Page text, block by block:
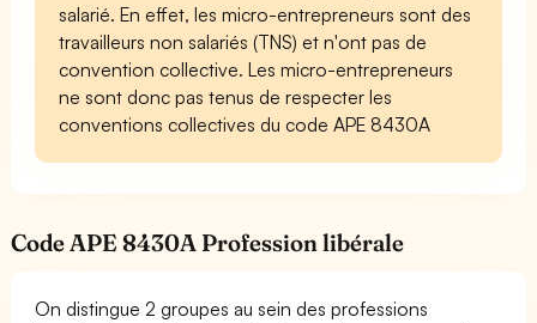
salarié. En effet, les micro-entrepreneurs sont des
travailleurs non salariés (TNS) et n'ont pas de
convention collective. Les micro-entrepreneurs
ne sont donc pas tenus de respecter les
conventions collectives du code APE 8430A
Code APE 8430A Profession libérale
On distingue 2 groupes au sein des professions